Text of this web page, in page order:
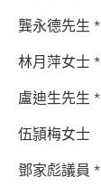
龔永德先生 *
林月萍女士 *
盧迪生先生 *
伍頴梅女士
鄧家彪議員 *